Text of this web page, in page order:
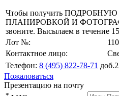
Чтобы получить
ПЛАНИРОВКОЙ И
звоните. Высылаем в течение
Лот №:
Контактное лицо:
Телефон: 8 (495) 822-78-71
Пожаловаться
Презентацию на почту